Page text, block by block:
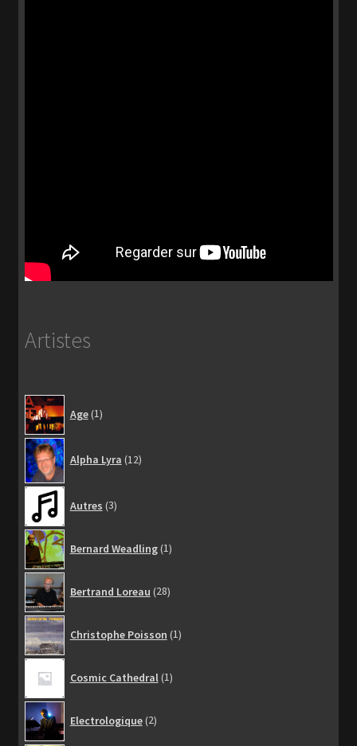
Artistes
Age 1produit
Alpha Lyra 12produits
Autres 3produits
Bernard Weadling 1produit
Bertrand Loreau 28produits
Christophe Poisson 1produit
Cosmic Cathedral 1produit
Electrologique 2produits